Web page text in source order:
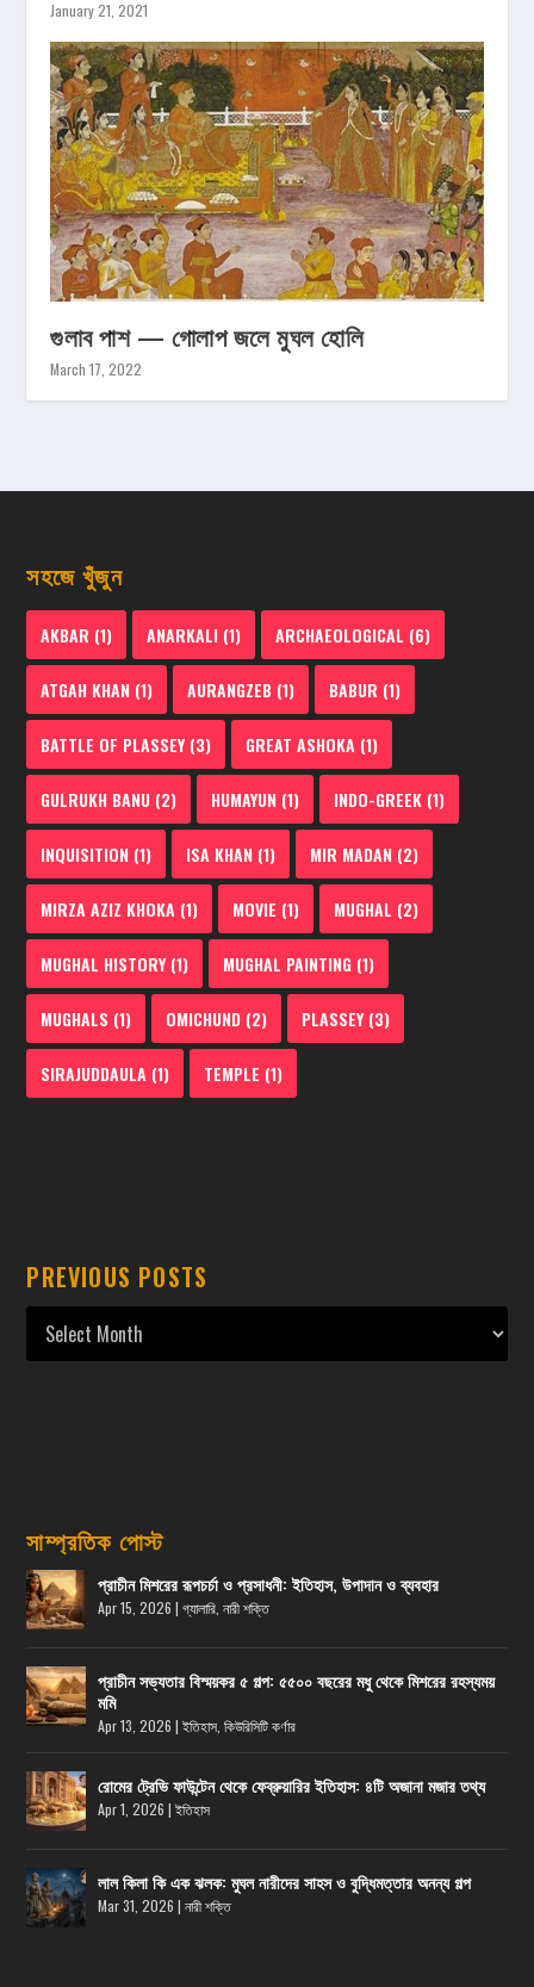
January 21, 2021
গুলাব পাশ — গোলাপ জলে মুঘল হোলি
March 17, 2022
সহজে খুঁজুন
AKBAR (1) ANARKALI (1) ARCHAEOLOGICAL (6)
ATGAH KHAN (1) AURANGZEB (1) BABUR (1)
BATTLE OF PLASSEY(3) GREAT ASHOKA (1)
GULRUKH BANU (2) HUMAYUN (1) INDO-GREEK (1)
INQUISITION (1) ISA KHAN (1) MIR MADAN (2)
MIRZA AZIZ KHOKA (1) MOVIE (1) MUGHAL (2)
MUGHAL HISTORY(1) MUGHAL PAINTING (1)
MUGHALS (1) OMICHUND (2) PLASSEY(3)
SIRAJUDDAULA (1) TEMPLE (1)
PREVIOUS POSTS
সাম্প্রতিক পোস্ট
প্রাচীন মিশরের রূপচর্চা ও প্রসাধনী: ইতিহাস, উপাদান ও ব্যবহার
Apr 15, 2026 |গ্যালারি ,নারী শক্তি
প্রাচীন সভ্যতার বিস্ময়কর ৫ গল্প: ৫৫০০ বছরের মধু থেকে মিশরের রহস্যময়
মমি
Apr 13, 2026 |ইতিহাস ,কিউরিসিটি কর্ণার
রোমের ট্রেভি ফাউন্টেন থেকে ফেব্রুয়ারির ইতিহাস: ৪টি অজানা মজার তথ্য
Apr 1, 2026 |ইতিহাস
লাল কিলা কি এক ঝলক: মুঘল নারীদের সাহস ও বুদ্ধিমত্তার অনন্য গল্প
Mar 31, 2026 |নারী শক্তি